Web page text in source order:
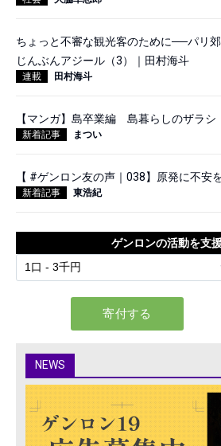
ちょっと不審な観光客のために──パリ
じんぶんアジール（3）｜田村海斗
連載 田村海斗
【マンガ】島卒業編 島暮らしのザラシ
新着記事 まつい
【 #ゲンロン友の声｜038】原発に不安
新着記事 東浩紀
ゲンロンの活動を支
NEWS